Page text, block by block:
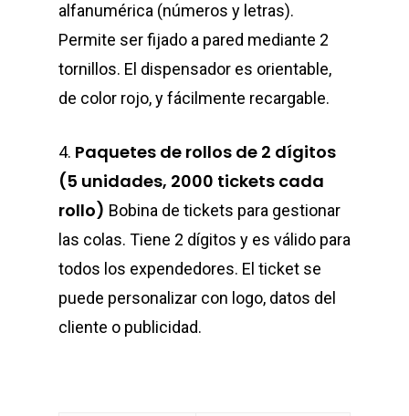
alfanumérica (números y letras).
Permite ser fijado a pared mediante 2
tornillos. El dispensador es orientable,
de color rojo, y fácilmente recargable.
4. Paquetes de rollos de 2 dígitos
(5 unidades, 2000 tickets cada
rollo) Bobina de tickets para gestionar
las colas. Tiene 2 dígitos y es válido para
todos los expendedores. El ticket se
puede personalizar con logo, datos del
cliente o publicidad.